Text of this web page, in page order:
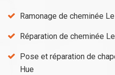
Ramonage de cheminée
Réparation de cheminée
Pose et réparation de
Hue